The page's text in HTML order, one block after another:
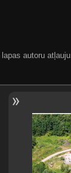
autoru atļauju.